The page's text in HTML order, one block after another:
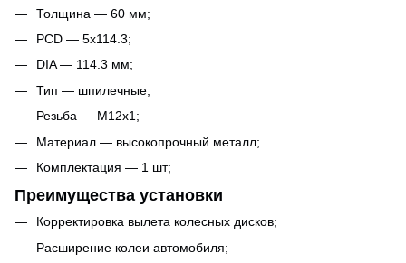
Толщина — 60 мм;
PCD — 5x114.3;
DIA — 114.3 мм;
Тип — шпилечные;
Резьба — M12x1;
Материал — высокопрочный металл;
Комплектация — 1 шт;
Преимущества установки
Корректировка вылета колесных дисков;
Расширение колеи автомобиля;